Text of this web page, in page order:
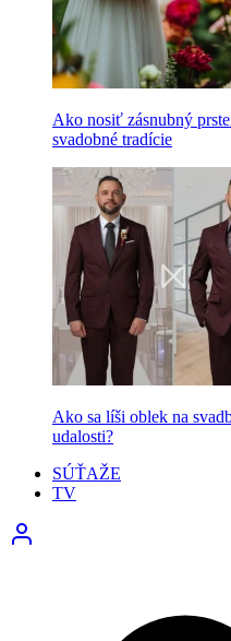
Ako nosiť zásnubný
svadobné tradície
Ako sa líši oblek na
udalosti?
SÚŤAŽE
TV